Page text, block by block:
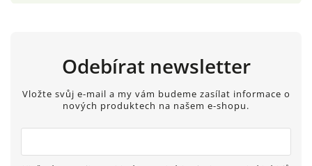
Odebírat newsletter
Vložte svůj e-mail a my vám budeme zasílat informace o
nových produktech na našem e-shopu.